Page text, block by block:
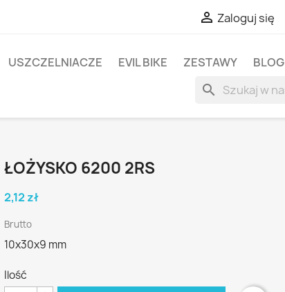
 Zaloguj się
USZCZELNIACZE EVIL BIKE ZESTAWY BLOG
search
ŁOŻYSKO 6200 2RS
2,12 zł
Brutto
10x30x9 mm
Ilość